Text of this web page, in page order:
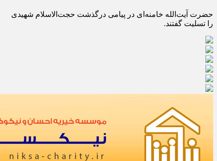
حضرت آیت‌الله خامنه‌ای در پیامی درگذشت حجت‌الاسلام شهیدی
را تسلیت گفتند.